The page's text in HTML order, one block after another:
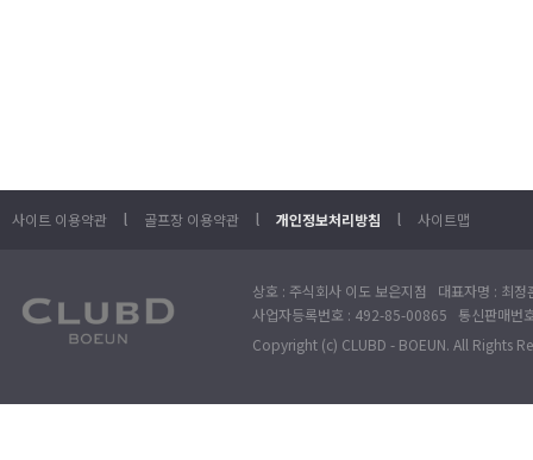
사이트 이용약관 l 골프장 이용약관 l 개인정보처리방침 l 사이트맵
상호 : 주식회사 이도 보은지점 대표자명 : 최
사업자등록번호 : 492-85-00865 통신판매
Copyright (c) CLUBD - BOEUN. All Rights